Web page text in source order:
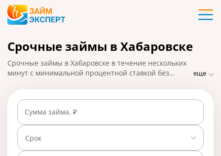
Карты
Кредиты
Ипотека
Займы
Вклады
Срочные займы в Хабаровске
Срочные займы в Хабаровске в течение нескольких
минут с минимальной процентной ставкой без
помощью онлайн-заявки с быстрым перечислением
средств на банковскую карту. На 01.05.2025 вам
доступно 23 предложения со ставкой от 0% в день.
еще
Сумма займа, ₽
Срок